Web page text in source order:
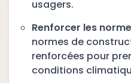
usagers.
Renforcer les
normes de
renforcées pour
conditions